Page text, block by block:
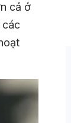
cả ở
các